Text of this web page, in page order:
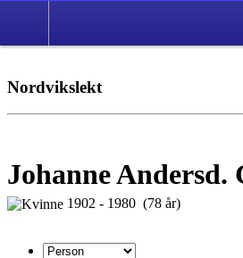
Nordvikslekt
Johanne Andersd.
1902 - 1980 (78 år)